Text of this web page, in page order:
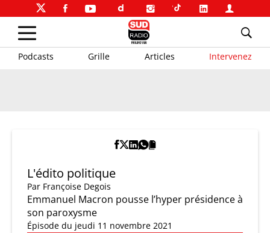
Podcasts Grille Articles Intervenez
L'édito politique
Par Françoise Degois
Emmanuel Macron pousse l’hyper présidence à
son paroxysme
Épisode du jeudi 11 novembre 2021